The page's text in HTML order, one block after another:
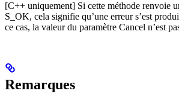
[C++ uniquement] Si cette méthode renvoie
S_OK, cela signifie qu’une erreur s’est
ce cas, la valeur du paramètre Cancel n’est
Remarques